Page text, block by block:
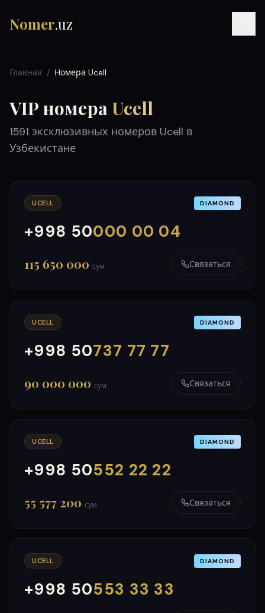
Nomer.uz
Главная / Номера Ucell
VIP номераUcell
1591 эксклюзивных номеров Ucell в
Узбекистане
UCELL DIAMOND
+998 50000 00 04
000
999
115 650 000 сум Связаться
UCELL DIAMOND
+998 50737 77 77
000
999
90 000 000 сум Связаться
UCELL DIAMOND
+998 50552 22 22
000
999
55 577 200 сум Связаться
UCELL DIAMOND
+998 50553 33 33
000
999